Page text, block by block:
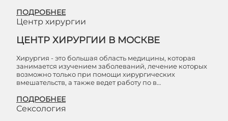
ПОДРОБНЕЕ
Центр хирургии
ЦЕНТР ХИРУРГИИ В МОСКВЕ
Хирургия - это большая область медицины, которая
занимается изучением заболеваний, лечение которых
возможно только при помощи хирургических
вмешательств, а также ведет работу по в…
ПОДРОБНЕЕ
Сексология